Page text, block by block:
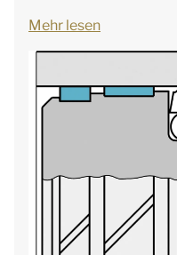
Mehr lesen